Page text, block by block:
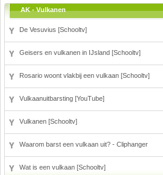
AK - Vulkanen
De Vesuvius [Schooltv]
Geisers en vulkanen in IJsland [Schooltv]
Rosario woont vlakbij een vulkaan [Schooltv]
Vulkaanuitbarsting [YouTube]
Vulkanen [Schooltv]
Waarom barst een vulkaan uit? - Cliphanger
Wat is een vulkaan [Schooltv]